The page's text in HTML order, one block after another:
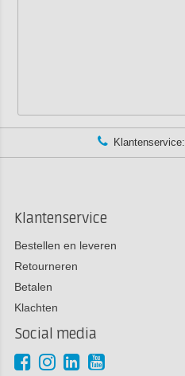
Klantenservice:
Klantenservice
Bestellen en leveren
Retourneren
Betalen
Klachten
Social media